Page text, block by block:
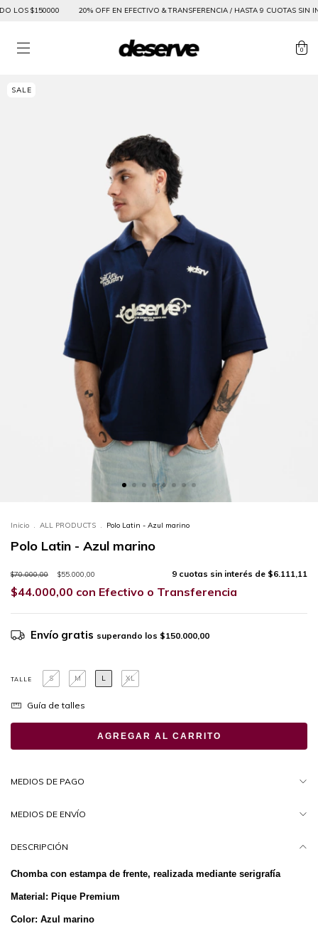
LOS $150000 20% OFF EN EFECTIVO & TRANSFERENCIA / HASTA 9 CUOTAS SIN
0
Inicio . ALL PRODUCTS . Polo Latin - Azul marino
Polo Latin - Azul marino
$70.000,00 $55.000,00 9 cuotas sin interés de $6.111,11
$44.000,00 con Efectivo o Transferencia
Envío gratis superando los $150.000,00
TALLE S M L XL
Guía de talles
MEDIOS DE PAGO
MEDIOS DE ENVÍO
DESCRIPCIÓN
Chomba con estampa de frente, realizada mediante serigrafía
Material: Pique Premium
Color: Azul marino